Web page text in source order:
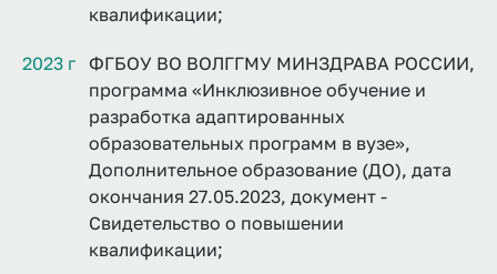
квалификации;
2023 г
ФГБОУ ВО ВОЛГГМУ МИНЗДРАВА РОССИИ,
программа «Инклюзивное обучение и
разработка адаптированных
образовательных программ в вузе»,
Дополнительное образование (ДО), дата
окончания 27.05.2023, документ -
Свидетельство о повышении
квалификации;